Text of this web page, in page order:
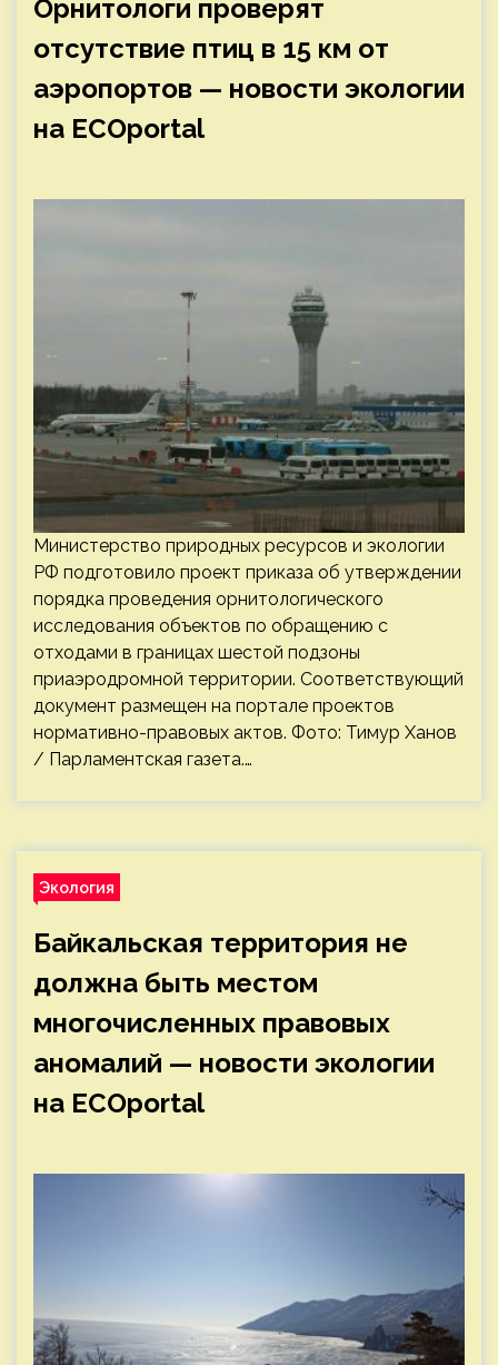
Орнитологи проверят
отсутствие птиц в 15 км от
аэропортов — новости экологии
на ECOportal
Министерство природных ресурсов и экологии
РФ подготовило проект приказа об утверждении
порядка проведения орнитологического
исследования объектов по обращению с
отходами в границах шестой подзоны
приаэродромной территории. Соответствующий
документ размещен на портале проектов
нормативно-правовых актов. Фото: Тимур Ханов
/ Парламентская газета.…
Экология
Байкальская территория не
должна быть местом
многочисленных правовых
аномалий — новости экологии
на ECOportal